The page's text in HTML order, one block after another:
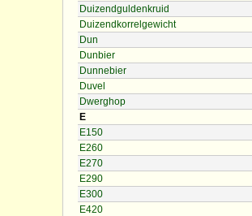
Duizendguldenkruid
Duizendkorrelgewicht
Dun
Dunbier
Dunnebier
Duvel
Dwerghop
E
E150
E260
E270
E290
E300
E420